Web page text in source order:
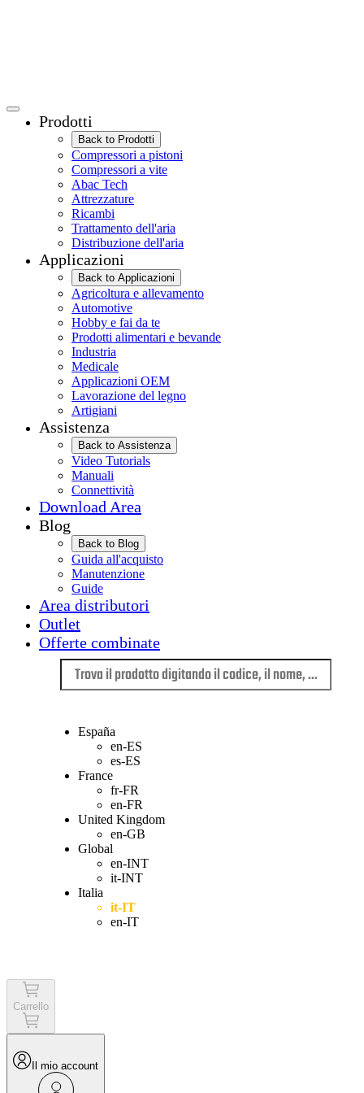
Prodotti
Back to Prodotti
Compressori a pistoni
Compressori a vite
Abac Tech
Attrezzature
Ricambi
Trattamento dell'aria
Distribuzione dell'aria
Applicazioni
Back to Applicazioni
Agricoltura e allevamento
Automotive
Hobby e fai da te
Prodotti alimentari e bevande
Industria
Medicale
Applicazioni OEM
Lavorazione del legno
Artigiani
Assistenza
Back to Assistenza
Video Tutorials
Manuali
Connettività
Download Area
Blog
Back to Blog
Guida all'acquisto
Manutenzione
Guide
Area distributori
Outlet
Offerte combinate
España
en-ES
es-ES
France
fr-FR
en-FR
United Kingdom
en-GB
Global
en-INT
it-INT
Italia
it-IT
en-IT
Carrello
Il mio account